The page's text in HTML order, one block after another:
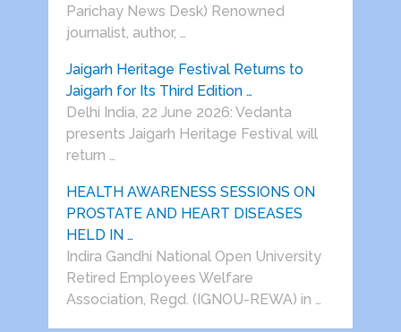
Parichay News Desk) Renowned
journalist, author, …
Jaigarh Heritage Festival Returns to
Jaigarh for Its Third Edition …
Delhi India, 22 June 2026: Vedanta
presents Jaigarh Heritage Festival will
return …
HEALTH AWARENESS SESSIONS ON
PROSTATE AND HEART DISEASES
HELD IN …
Indira Gandhi National Open University
Retired Employees Welfare
Association, Regd. (IGNOU-REWA) in …